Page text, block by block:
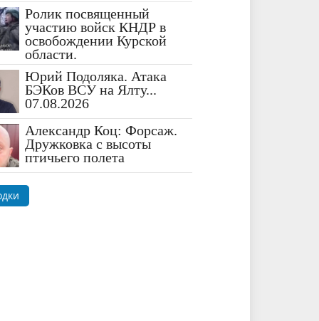
Ролик посвященный
участию войск КНДР в
освобождении Курской
области.
Юрий Подоляка. Атака
БЭКов ВСУ на Ялту...
07.08.2026
Александр Коц: Форсаж.
Дружковка с высоты
птичьего полета